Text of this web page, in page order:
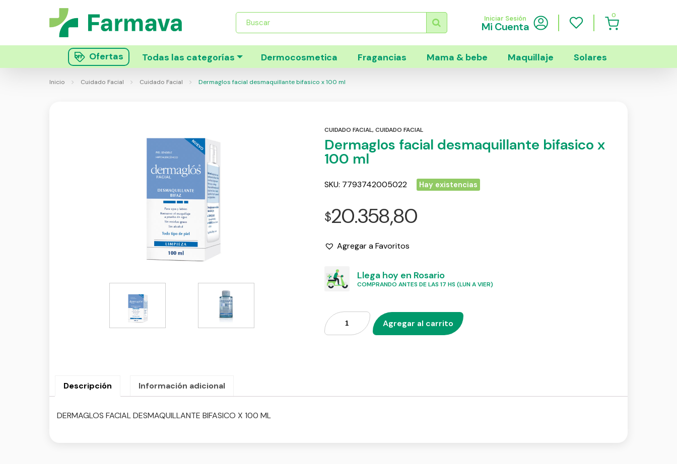
Búsqueda
productos
Iniciar Sesión
Mi Cuenta
0
Ofertas Todas las categorías Dermocosmetica Fragancias Mama & bebe Maquillaje Solares
Inicio Cuidado Facial Cuidado Facial Dermaglos facial desmaquillante bifasico x 100 ml
CUIDADO FACIAL,CUIDADO FACIAL
Dermaglos facial desmaquillante bifasico x
100 ml
SKU: 7793742005022 Hay existencias
$20.358,80
Agregar a Favoritos
Llega hoy en Rosario
COMPRANDO ANTES DE LAS 17 HS (LUN A VIER)
Agregar al carrito
Descripción Información adicional
DERMAGLOS FACIAL DESMAQUILLANTE BIFASICO X 100 ML